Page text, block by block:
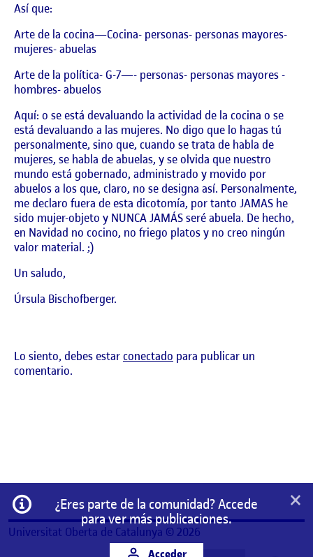
Así que:
Arte de la cocina—Cocina- personas- personas mayores-
mujeres- abuelas
Arte de la política- G-7—- personas- personas mayores -
hombres- abuelos
Aquí: o se está devaluando la actividad de la cocina o se
está devaluando a las mujeres. No digo que lo hagas tú
personalmente, sino que, cuando se trata de habla de
mujeres, se habla de abuelas, y se olvida que nuestro
mundo está gobernado, administrado y movido por
abuelos a los que, claro, no se designa así. Personalmente,
me declaro fuera de esta dicotomía, por tanto JAMAS he
sido mujer-objeto y NUNCA JAMÁS seré abuela. De hecho,
en Navidad no cocino, no friego platos y no creo ningún
valor material. ;)
Un saludo,
Úrsula Bischofberger.
Lo siento, debes estarconectado para publicar un
comentario.
Información
¿Eres parte de la comunidad? Accede
para ver más publicaciones.
Acceder
×
Universitat Oberta de Catalunya © 2026